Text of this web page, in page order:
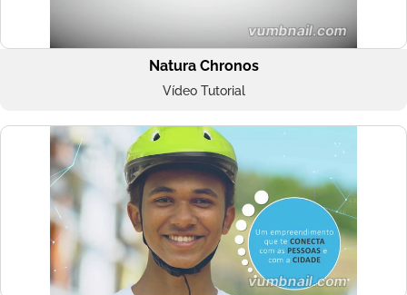
Natura Chronos
Vídeo Tutorial